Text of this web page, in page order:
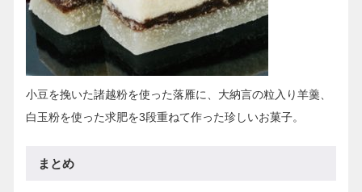
小豆を挽いた諸越粉を使った落雁に、大納言の粒入り羊羹、
白玉粉を使った求肥を3段重ねて作った珍しいお菓子。
まとめ